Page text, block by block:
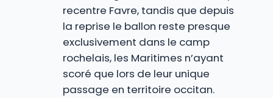
recentre Favre, tandis que depuis
la reprise le ballon reste presque
exclusivement dans le camp
rochelais, les Maritimes n’ayant
scoré que lors de leur unique
passage en territoire occitan.